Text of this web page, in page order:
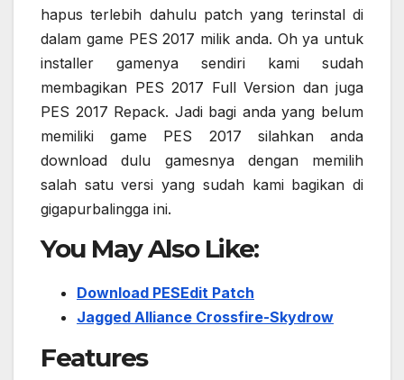
hapus terlebih dahulu patch yang terinstal di
dalam game PES 2017 milik anda. Oh ya untuk
installer gamenya sendiri kami sudah
membagikan PES 2017 Full Version dan juga
PES 2017 Repack. Jadi bagi anda yang belum
memiliki game PES 2017 silahkan anda
download dulu gamesnya dengan memilih
salah satu versi yang sudah kami bagikan di
gigapurbalingga ini.
You May Also Like:
Download PESEdit Patch
Jagged Alliance Crossfire-Skydrow
Features